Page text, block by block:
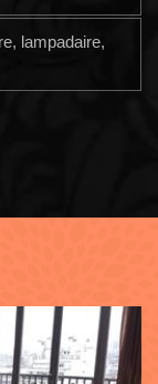
lampadaire,